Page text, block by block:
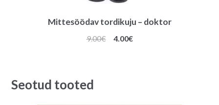
Mittesöödav tordikuju – doktor
9.00€
Algne
4.00€Praegune
Seotud tooted